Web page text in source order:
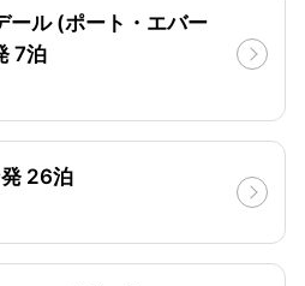
ール (ポート・エバー
7泊
26泊